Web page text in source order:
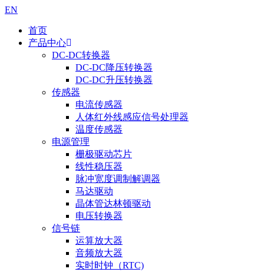
EN
首页
产品中心
DC-DC转换器
DC-DC降压转换器
DC-DC升压转换器
传感器
电流传感器
人体红外线感应信号处理器
温度传感器
电源管理
栅极驱动芯片
线性稳压器
脉冲宽度调制解调器
马达驱动
晶体管达林顿驱动
电压转换器
信号链
运算放大器
音频放大器
实时时钟（RTC)